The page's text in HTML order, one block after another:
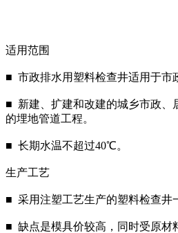
适用范围
■ 市政排水用塑料检查井适用于市
■ 新建、扩建和改建的城乡市政、
的埋地管道工程。
■ 长期水温不超过40℃。
生产工艺
■ 采用注塑工艺生产的塑料检查井
■ 缺点是模具价较高，同时受原材